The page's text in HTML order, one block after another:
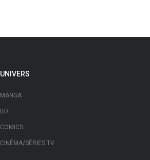
UNIVERS
MANGA
BD
COMICS
CINÉMA/SÉRIES TV